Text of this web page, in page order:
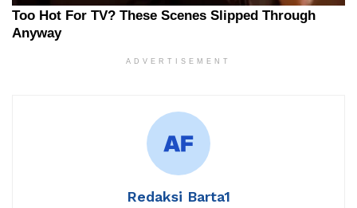
ADVERTISEMENT
Redaksi Barta1